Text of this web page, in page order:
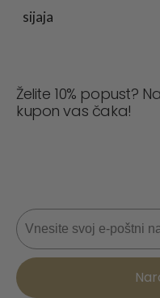
sijaja
Želite 10% popust?
kupon vas čaka!
E-pošta